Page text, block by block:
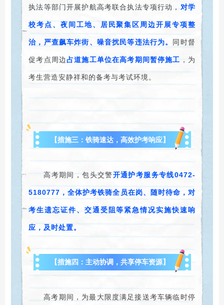
执法等部门开展护航高考联合执法专项行动， 对学
校考点、夜间工地、居民聚集区周边开展专项整
治，严查飙车炸街、噪音扰民等违法行为。 同时督
促考点周边占道施工单位在高考期间暂停施工 ，为
考生营造安静祥和的备考与考试环境。
【措施三：铁骑速达，高效护考响应】
高考期间，包头交警开通护考服务专线0472-
5180777，全体护考铁骑全员在岗、随时待命，对
考生遗忘证件、交通受阻等紧急情况实施快速响
应，及时处置。
【措施四：主动协调，共享停车资源】
高考期间，为最大限度满足接送考车辆临时停